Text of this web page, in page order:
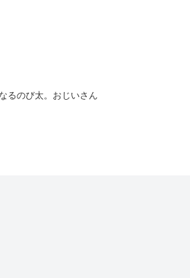
るのび太。おじいさん
う生きていてもしか